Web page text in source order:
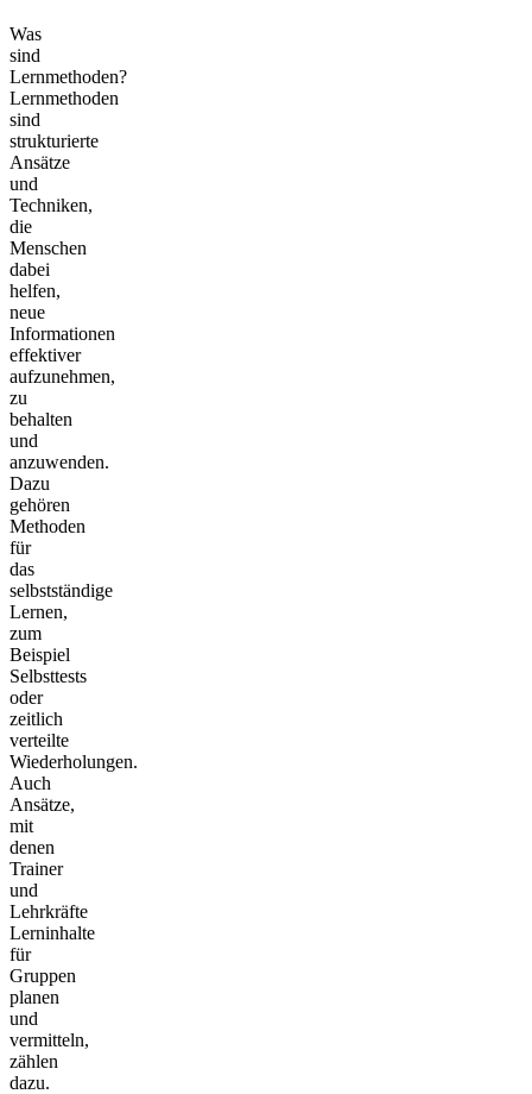
Was
sind
Lernmethoden?
Lernmethoden
sind
strukturierte
Ansätze
und
Techniken,
die
Menschen
dabei
helfen,
neue
Informationen
effektiver
aufzunehmen,
zu
behalten
und
anzuwenden.
Dazu
gehören
Methoden
für
das
selbstständige
Lernen,
zum
Beispiel
Selbsttests
oder
zeitlich
verteilte
Wiederholungen.
Auch
Ansätze,
mit
denen
Trainer
und
Lehrkräfte
Lerninhalte
für
Gruppen
planen
und
vermitteln,
zählen
dazu.